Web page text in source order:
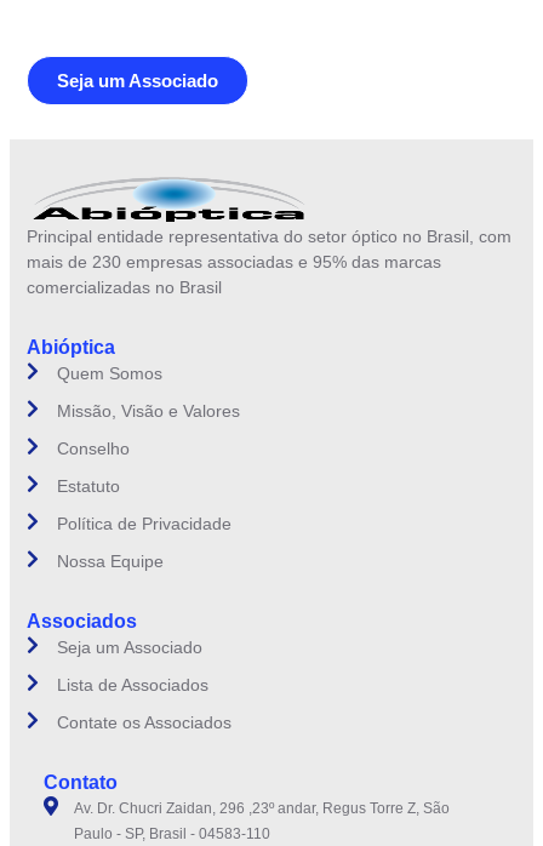
Seja um Associado
Principal entidade representativa do setor óptico no Brasil, com
mais de 230 empresas associadas e 95% das marcas
comercializadas no Brasil
Abióptica
Quem Somos
Missão, Visão e Valores
Conselho
Estatuto
Política de Privacidade
Nossa Equipe
Associados
Seja um Associado
Lista de Associados
Contate os Associados
Contato
Av. Dr. Chucri Zaidan, 296 ,23º andar, Regus Torre Z, São
Paulo - SP, Brasil - 04583-110